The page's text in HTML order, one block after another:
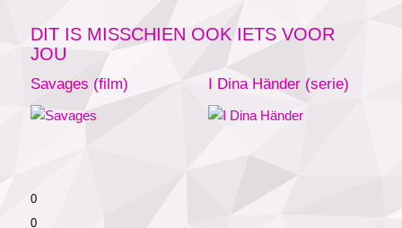
DIT IS MISSCHIEN OOK IETS VOOR
JOU
Savages (film) I Dina Händer (serie)
0
0